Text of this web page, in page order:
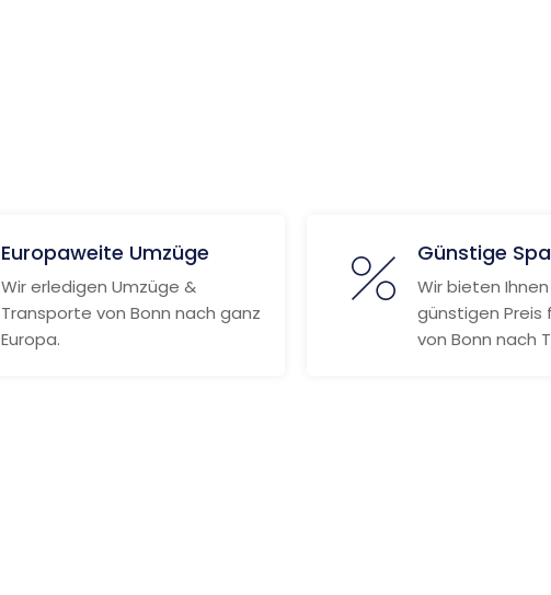
Europaweite Umzüge
Wir erledigen Umzüge &
Transporte von Bonn nach ganz
Europa.
Günstige
Wir bieten
günstigen Preis
von Bonn nach